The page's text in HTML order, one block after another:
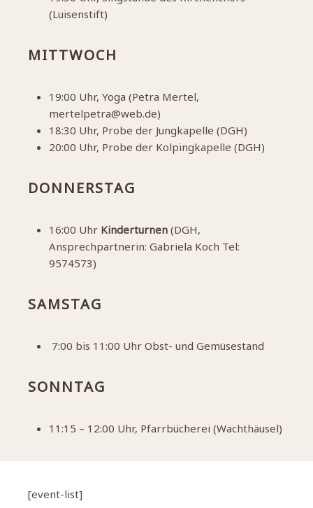
(Luisenstift)
MITTWOCH
19:00 Uhr, Yoga (Petra Mertel,
mertelpetra@web.de)
18:30 Uhr, Probe der Jungkapelle (DGH)
20:00 Uhr, Probe der Kolpingkapelle (DGH)
DONNERSTAG
16:00 Uhr Kinderturnen (DGH,
Ansprechpartnerin: Gabriela Koch Tel:
9574573)
SAMSTAG
7:00 bis 11:00 Uhr Obst- und Gemüsestand
SONNTAG
11:15 – 12:00 Uhr, Pfarrbücherei (Wachthäusel)
[event-list]